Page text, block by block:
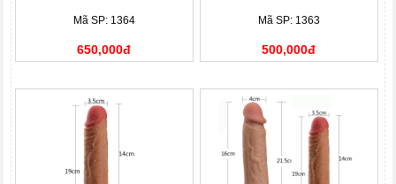
Mã SP: 1364
650,000đ
Mã SP: 1363
500,000đ